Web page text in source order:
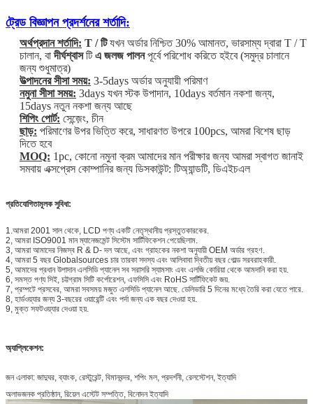
ট্রেড বিজ্ঞাপন প্রদর্শনেরশর্তাদি:
অর্থপ্রদান শর্তাদি: T / টিযখন অর্ডার নিশ্চিত 30% আমানত, ভারসাম্য দ্বারা T / T
চালান, বাদীর্ঘশ্বাসটিএ জলজ পালনপূর্বে পরিশোধ করিতে হইবে (সমুদ্র চালানে
জন্য শুধুমাত্র)
উত্পাদনের সীসা সময়: 3-5days অর্ডার অনুযায়ী পরিমাণ
নমুনা সীসা সময়: 3days যখন স্টক উপাদান, 10days বর্তমান নকশা জন্য,
15days নতুন নকশা জন্য আছে
শিপিং পোর্ট: সেন্জ়েং, চীন
ছাড়: পরিমাণের উপর ভিত্তি করে, সাধারণত উপরে 100pcs, আমরা বিশেষ ছাড়
দিতে হবে
MOQ: 1pc, কোনো নমুনা ক্রম আমাদের মান পরীক্ষার জন্য আমরা স্বাগত জানাই
সমবায় এক্সপ্রেস কোম্পানির জন্য ডিসকাউন্ট: টিঅ্যান্ডটি, ডিএইচএল
প্রতিযোগিতামূলক সুবিধা:
1.আমরা 2001 সাল থেকে, LCD পণ্য একটি নেতৃস্থানীয় প্রস্তুতকারকের.
2, আমরা ISO9001 মান ম্যানেজমেন্ট সিস্টেম সার্টিফিকেশন পেয়েছিলাম.
3, আমরা আমাদের নিজস্ব R & D- দল আছে, এবং গ্রাহকের নকশা অনুযায়ী OEM অর্ডার গ্রহণ.
4, আমরা 5 বছর Globalsources চার তারকা সদস্য এবং আলিবাবা দ্বিতীয় বছর গোল্ড সরবরাহকারী.
5, আমাদের প্রধান উপাদান এলসিডি প্যানেল সব সরাসরি স্যামসাং এবং এলজি কোরিয়া থেকে আমদানি করা হয়.
6, সমস্ত পণ্য সিই, চট্টগ্রাম সিটি কর্পোরেশন, এফসিসি এবং RoHS সার্টিফিকেট জয়.
7, প্রম্পটে প্রসবের, আমরা সবসময় মজুত এলসিডি প্যানেল আছে. ডেলিভারি 5 দিনের মধ্যে তৈরি করা যেতে পারে.
8, হার্ডওয়্যার জন্য 3-বছরের ওয়ারেন্টি এবং পর্দা জন্য এক বছর দেওয়া হয়.
9, মুক্ত সফটওয়্যার দেওয়া হয়.
অ্যাপ্লিকেশন:
জন এলাকা: জাদুঘর, ব্যাংক, রেস্টুরেন্ট, বিমানবন্দর, শপিং মল, প্রদর্শনী, রেলস্টেশন, ইত্যাদি
অলাভজনক প্রতিষ্ঠান, রিয়েল এস্টেট সম্পত্তি, বিনোদন ইত্যাদি